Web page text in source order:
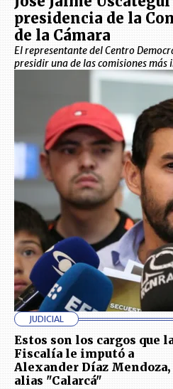
presidencia de la
de la Cámara
El representante del Centro
presidir una de las comisiones más
JUDICIAL
Estos son los cargos que
Fiscalía le imputó a
Alexander Díaz Mendoza,
alias "Calarcá"